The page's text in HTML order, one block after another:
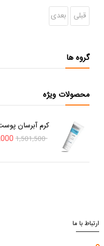
قبلی بعدی
گروه ها
محصولات ویژه
کرم آبرسان پوست
1,501,500
ارتباط با ما